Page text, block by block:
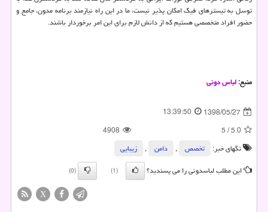
توسل به تیسترهای فیك امكان پذیر نیست، ما در این راه نیازمند برنامه مدون، جامع و
حضور افراد متخصصی هستیم كه از دانش لازم برای این امر برخوردار باشند.
منبع:لباس دونی
1398/05/27
13:39:50
5.0
/
5
4908
تگهای خبر:
تخصص , دامن ,
زیبایی
این مطلب لباسدونی را می پسندید؟
(1)
(0)
X